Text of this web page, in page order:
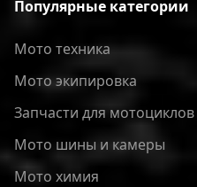
Популярные категории
Мото техника
Мото экипировка
Запчасти для мотоциклов
Мото шины и камеры
Мото химия